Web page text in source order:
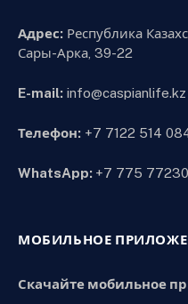
Адрес: Республика
Сары-Арка, 39-22
E-mail: info@caspianlife.kz
Телефон: +7 7122 514
WhatsApp: +7 775
МОБИЛЬНОЕ
Скачайте мобильное